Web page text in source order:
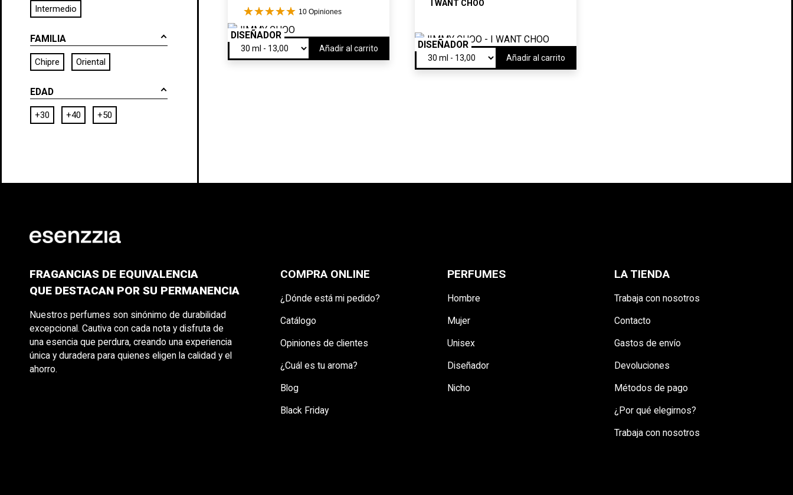
Intermedio
FAMILIA
Chipre Oriental
EDAD
+30 +40 +50
10Opiniones
DISEÑADOR
Añadir al carrito
I WANT CHOO
DISEÑADOR
Añadir al carrito
FRAGANCIAS DE EQUIVALENCIA
QUE DESTACAN POR SU PERMANENCIA
Nuestros perfumes son sinónimo de durabilidad
excepcional. Cautiva con cada nota y disfruta de
una esencia que perdura, creando una experiencia
única y duradera para quienes eligen la calidad y el
ahorro.
COMPRA ONLINE
¿Dónde está mi pedido?
Catálogo
Opiniones de clientes
¿Cuál es tu aroma?
Blog
Black Friday
PERFUMES
Hombre
Mujer
Unisex
Diseñador
Nicho
LA TIENDA
Trabaja con nosotros
Contacto
Gastos de envío
Devoluciones
Métodos de pago
¿Por qué elegirnos?
Trabaja con nosotros